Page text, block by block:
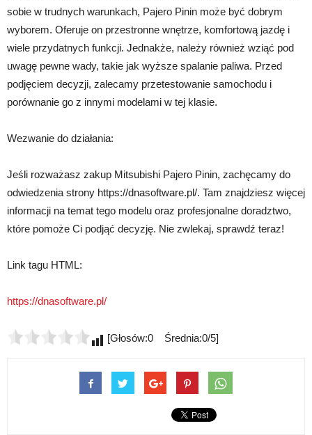
sobie w trudnych warunkach, Pajero Pinin może być dobrym
wyborem. Oferuje on przestronne wnętrze, komfortową jazdę i
wiele przydatnych funkcji. Jednakże, należy również wziąć pod
uwagę pewne wady, takie jak wyższe spalanie paliwa. Przed
podjęciem decyzji, zalecamy przetestowanie samochodu i
porównanie go z innymi modelami w tej klasie.
Wezwanie do działania:
Jeśli rozważasz zakup Mitsubishi Pajero Pinin, zachęcamy do
odwiedzenia strony https://dnasoftware.pl/. Tam znajdziesz więcej
informacji na temat tego modelu oraz profesjonalne doradztwo,
które pomoże Ci podjąć decyzję. Nie zwlekaj, sprawdź teraz!
Link tagu HTML:
https://dnasoftware.pl/
[Głosów:0 Średnia:0/5]